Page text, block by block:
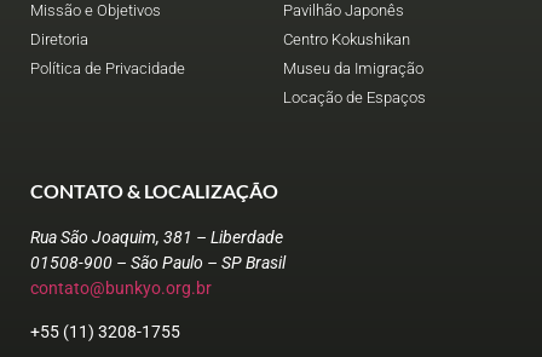
Missão e Objetivos
Diretoria
Política de Privacidade
Pavilhão Japonês
Centro Kokushikan
Museu da Imigração
Locação de Espaços
CONTATO & LOCALIZAÇÃO
Rua São Joaquim, 381 – Liberdade
01508-900 – São Paulo – SP Brasil
contato@bunkyo.org.br
+55 (11) 3208-1755